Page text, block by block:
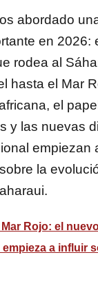
abordado
en 2026:
rodea al
hasta el Mar
el
y las nuevas
empiezan
la
Mar Rojo: el
a influir